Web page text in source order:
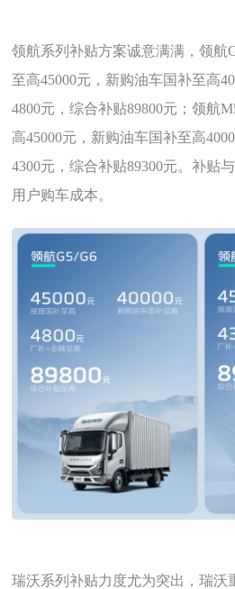
领航系列补贴方案诚意满满，领航
至高45000元，新购油车国补至高
4800元，综合补贴89800元；领航
高45000元，新购油车国补至高
4300元，综合补贴89300元。补贴
用户购车成本。
瑞沃系列补贴力度尤为突出，瑞沃